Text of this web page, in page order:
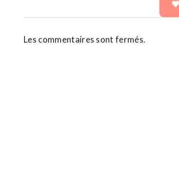
Les commentaires sont fermés.